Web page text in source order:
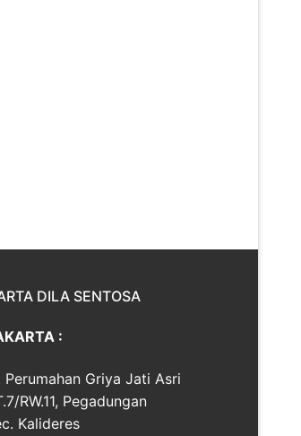
DILA SENTOSA
:
Perumahan Griya Jati Asri
RW.11, Pegadungan
Kalideres